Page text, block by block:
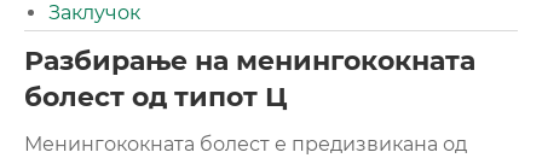
Заклучок
Разбирање на менингококната
болест од типот Ц
Менингококната болест е предизвикана од